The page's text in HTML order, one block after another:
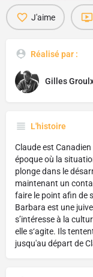
J'aime
Réalisé par :
Gilles
L'histoire
Claude est
époque où la
plonge dans le
maintenant un
faire le point afin de
Barbara est une
s’intéresse à la
elle s‘agite. Ils
jusqu'au départ de